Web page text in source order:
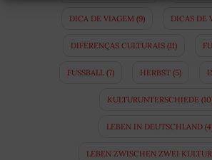
DICA DE VIAGEM (9) DICAS DE
DIFERENÇAS CULTURAIS (11)
FUSSBALL (7) HERBST(5)
KULTURUNTERSCHIEDE
LEBEN IN DEUTSCHLAND
LEBEN ZWISCHEN ZWEI